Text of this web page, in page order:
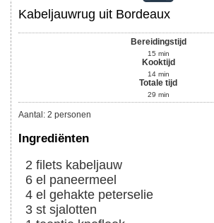
Kabeljauwrug uit Bordeaux
Bereidingstijd
15 min
Kooktijd
14 min
Totale tijd
29 min
Aantal : 2 personen
Ingrediënten
2 filets kabeljauw
6 el paneermeel
4 el gehakte peterselie
3 st sjalotten